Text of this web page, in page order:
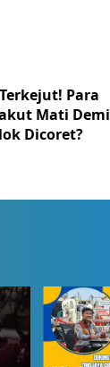
Para
Mati Demi
Dicoret?